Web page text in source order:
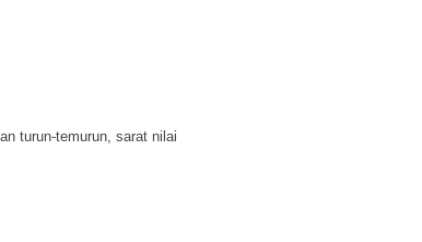
turun-temurun, sarat nilai